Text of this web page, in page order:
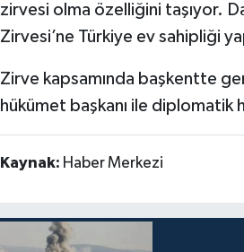
zirvesi olma özelliğini taşıyor.
Zirvesi’ne Türkiye ev sahipliği
Zirve kapsamında başkentte
hükümet başkanı ile diplomatik
Kaynak: Haber Merkezi